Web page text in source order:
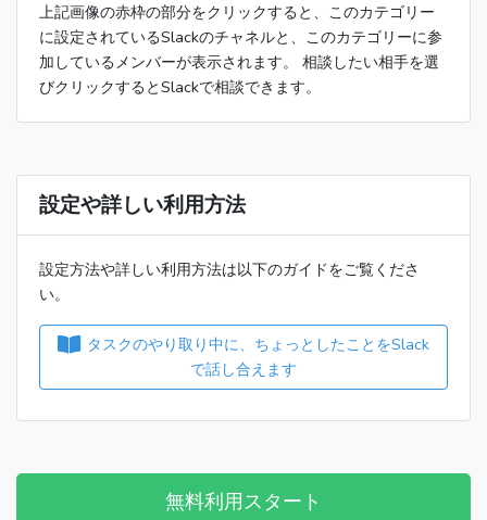
上記画像の赤枠の部分をクリックすると、このカテゴリー
に設定されているSlackのチャネルと、このカテゴリーに参
加しているメンバーが表示されます。 相談したい相手を選
びクリックするとSlackで相談できます。
設定や詳しい利用方法
設定方法や詳しい利用方法は以下のガイドをご覧くださ
い。
タスクのやり取り中に、ちょっとしたことをSlack
で話し合えます
無料利用スタート